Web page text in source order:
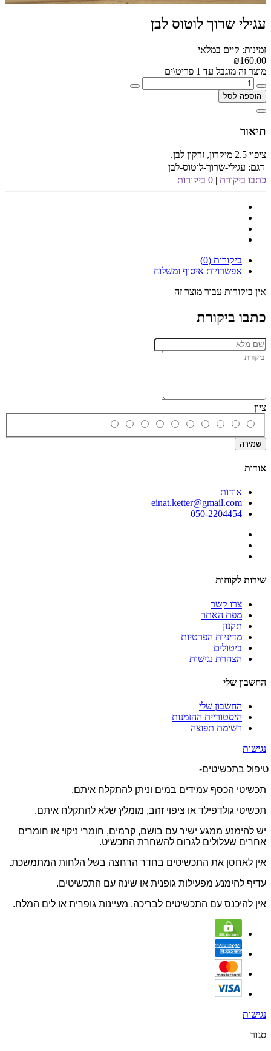
עגילי שרוך לוטוס לבן
זמינות: קיים במלאי
₪160.00
מוצר זה מוגבל עד 1 פריט\ים
הוספה לסל
תיאור
ציפוי 2.5 מיקרון, זרקון לבן.
דגם: עגילי-שרוך-לוטוס-לבן
כתבו ביקורת | 0 ביקורות
ביקורות (0)
אפשרויות איסוף ומשלוח
אין ביקורות עבור מוצר זה
כתבו ביקורת
ציון
שמירה
אודות
אודות
einat.ketter@gmail.com
050-2204454
שירות לקוחות
צרו קשר
מפת האתר
תקנון
מדיניות הפרטיות
ביטולים
הצהרת נגישות
החשבון שלי
החשבון שלי
היסטוריית ההזמנות
רשימת תפוצה
נגישות
טיפול בתכשיטים-
תכשיטי הכסף עמידים במים וניתן להתקלח איתם.
תכשיטי גולדפילד או ציפוי זהב, מומלץ שלא להתקלח איתם.
יש להימנע ממגע ישיר עם בושם, קרמים, חומרי ניקוי או חומרים
אחרים שעלולים לגרום להשחרת התכשיט.
אין לאחסן את התכשיטים בחדר הרחצה בשל הלחות המתמשכת.
עדיף להימנע מפעילות גופנית או שינה עם התכשיטים.
אין להיכנס עם התכשיטים לבריכה, מעיינות גופרית או לים המלח.
נגישות
סגור